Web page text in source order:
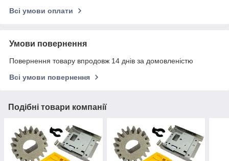
Всі умови оплати
Умови повернення
Повернення товару впродовж 14 днів за домовленістю
Всі умови повернення
Подібні товари компанії